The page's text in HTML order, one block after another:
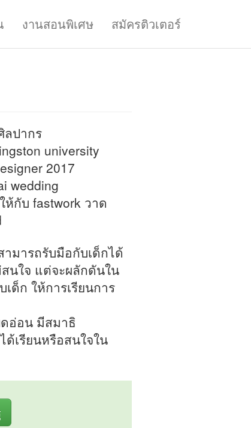
งานสอนพิเศษ สมัครติวเตอร์
ปากร
university
2017
wedding
ห้กับ fastwork วาด
มารถรับมือกับเด็กได้
นใจ แต่จะผลักดันใน
ด็ก ให้การเรียนการ
ดอ่อน มีสมาธิ
เรียนหรือสนใจใน